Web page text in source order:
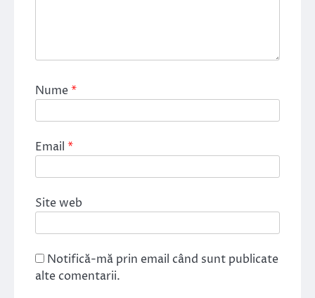
Nume*
Email *
Site web
Notifică-mă prin email când sunt publicate
alte comentarii.